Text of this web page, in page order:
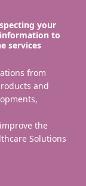
your
to
services
from
and
the
Solutions